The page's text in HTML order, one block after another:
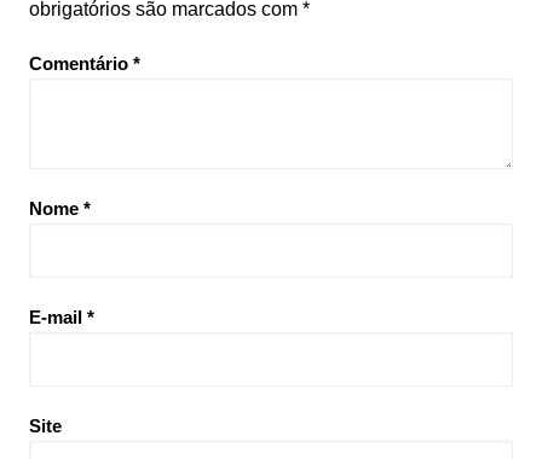
obrigatórios são marcados com *
Comentário *
Nome *
E-mail *
Site